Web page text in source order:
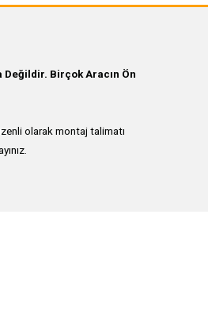
Değildir. Birçok Aracın Ön
olarak montaj talimatı